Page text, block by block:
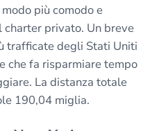
più comodo e
privato. Un breve
trafficate degli Stati Uniti
che fa risparmiare tempo
La distanza totale
190,04 miglia.